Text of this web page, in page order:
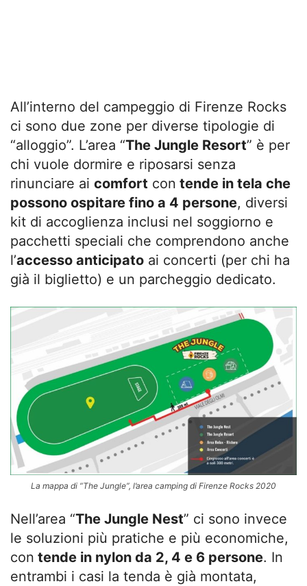
All’interno del campeggio di Firenze Rocks
ci sono due zone per diverse tipologie di
“alloggio”. L’area “The Jungle Resort” è per
chi vuole dormire e riposarsi senza
rinunciare ai comfort con tende in tela che
possono ospitare fino a 4 persone, diversi
kit di accoglienza inclusi nel soggiorno e
pacchetti speciali che comprendono anche
l’accesso anticipato ai concerti (per chi ha
già il biglietto) e un parcheggio dedicato.
La mappa di “The Jungle”, l’area camping di Firenze Rocks 2020
Nell’area “The Jungle Nest” ci sono invece
le soluzioni più pratiche e più economiche,
con tende in nylon da 2, 4 e 6 persone. In
entrambi i casi la tenda è già montata,